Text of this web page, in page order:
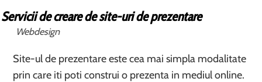
Servicii de creare de site-uri de prezentare
Webdesign
Site-ul de prezentare este cea mai simpla modalitate
prin care iti poti construi o prezenta in mediul online.